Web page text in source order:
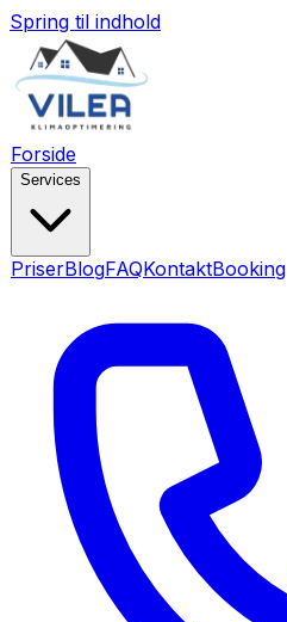
Spring til indhold
Forside
Services
PriserBlogFAQKontaktBooking